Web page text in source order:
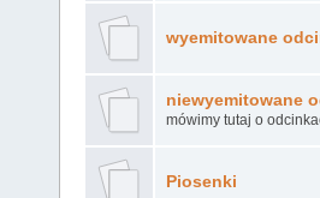
wyemitowane
niewyemitowane
mówimy tutaj o
Piosenki